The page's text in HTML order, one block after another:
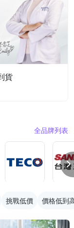
貨
全品牌列表
挑戰低價 價格低到